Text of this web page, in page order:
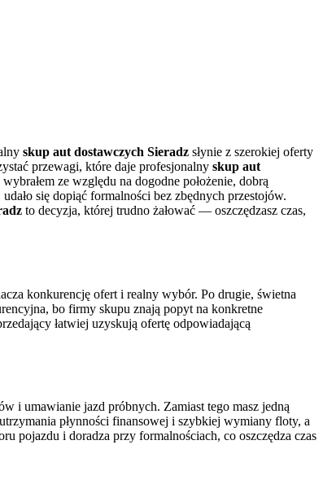
skup aut dostawczych Sieradz słynie z szerokiej oferty
przewagi, które daje profesjonalny skup aut
ze względu na dogodne położenie, dobrą
się dopiąć formalności bez zbędnych przestojów.
to decyzja, której trudno żałować — oszczędzasz czas,
konkurencję ofert i realny wybór. Po drugie, świetna
bo firmy skupu znają popyt na konkretne
łatwiej uzyskują ofertę odpowiadającą
i umawianie jazd próbnych. Zamiast tego masz jedną
płynności finansowej i szybkiej wymiany floty, a
pojazdu i doradza przy formalnościach, co oszczędza czas